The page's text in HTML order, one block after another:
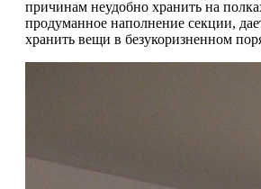
причинам неудобно хранить на
продуманное наполнение секции,
хранить вещи в безукоризненном